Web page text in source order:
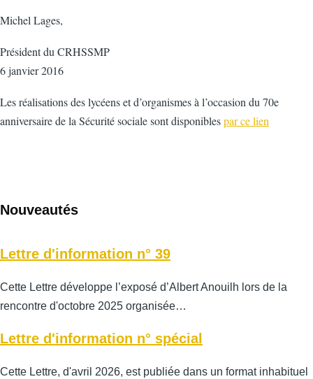
Michel Lages,
Président du CRHSSMP
6 janvier 2016
Les réalisations des lycéens et d’organismes à l’occasion du 70e
anniversaire de la Sécurité sociale sont disponiblespar ce lien
Nouveautés
Lettre d'information n° 39
Cette Lettre développe l’exposé d’Albert Anouilh lors de la
rencontre d'octobre 2025 organisée…
Lettre d'information n° spécial
Cette Lettre, d'avril 2026, est publiée dans un format inhabituel